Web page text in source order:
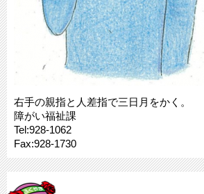
右手の親指と人差指で三日月をかく。
障がい福祉課
Tel:928-1062
Fax:928-1730